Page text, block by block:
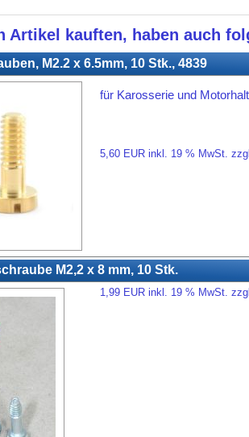
Artikel kauften, haben auch
M2.2 x 6.5mm, 10 Stk., 4839
für Karosserie und
5,60 EUR inkl. 19 % MwSt.
M2,2 x 8 mm, 10 Stk.
1,99 EUR inkl. 19 % MwSt.